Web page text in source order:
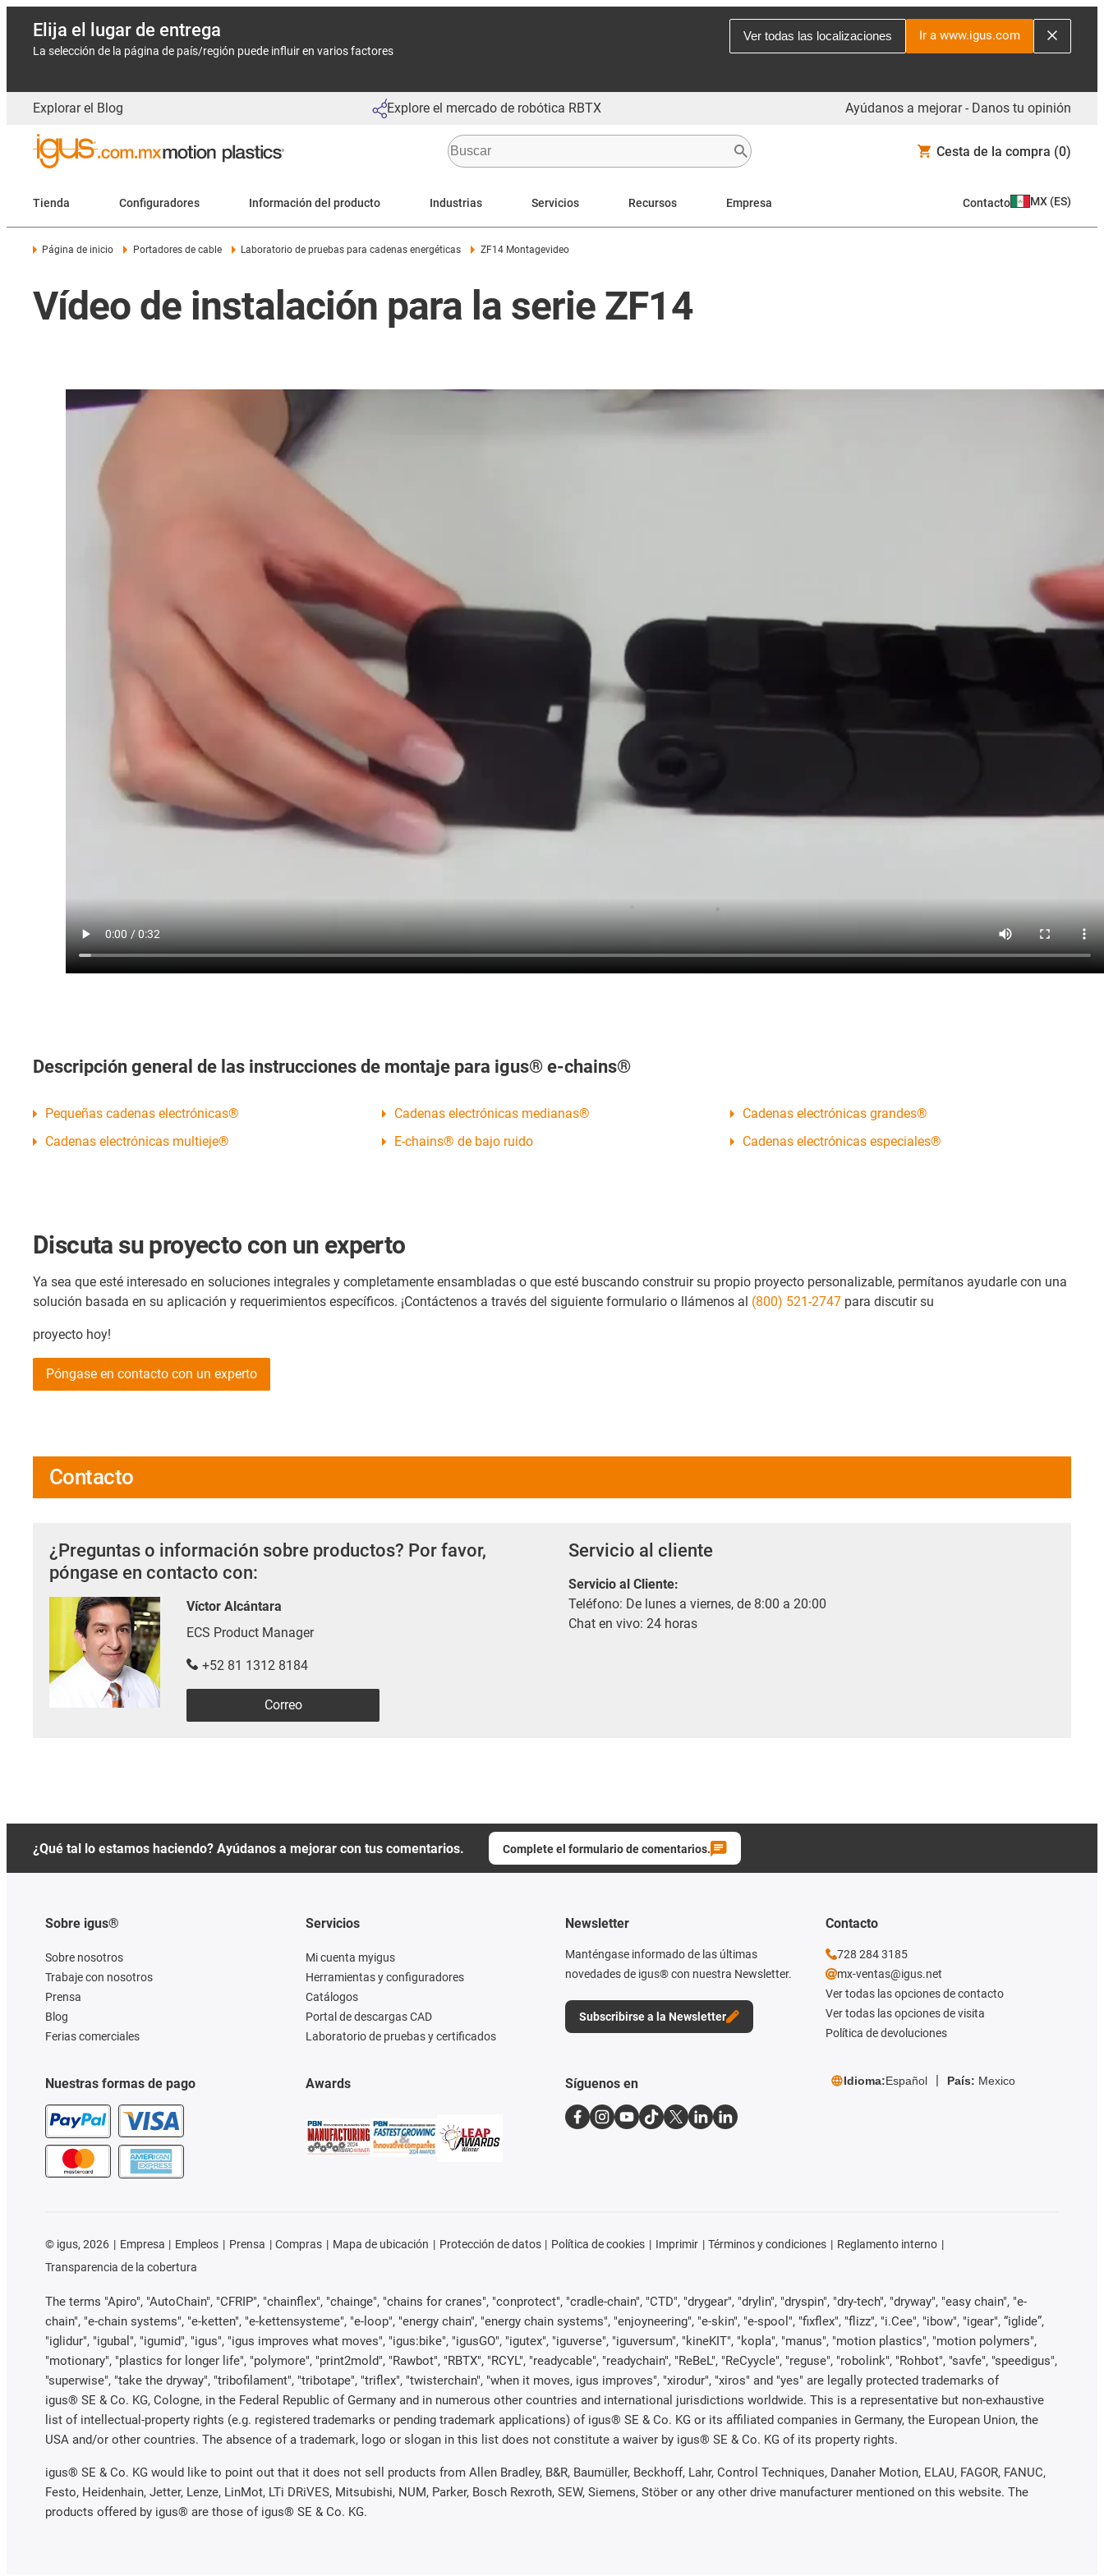
Elija el lugar de entrega
La selección de la página de país/región puede influir en varios factores
Ver todas las localizaciones Ir a www.igus.com
Explorar el Blog Explore el mercado de robótica RBTX Ayúdanos a mejorar - Danos tu opinión
Cesta de la compra (0)
Tienda Configuradores Información del producto Industrias Servicios Recursos Empresa Contacto MX (ES)
Página de inicio Portadores de cable Laboratorio de pruebas para cadenas energéticas ZF14 Montagevideo
Vídeo de instalación para la serie ZF14
Descripción general de las instrucciones de montaje para igus® e-chains®
Pequeñas cadenas electrónicas® Cadenas electrónicas medianas®
Cadenas electrónicas grandes®
Cadenas electrónicas multieje®
E-chains® de bajo ruido Cadenas electrónicas especiales®
Discuta su proyecto con un experto
Ya sea que esté interesado en soluciones integrales y completamente ensambladas o que esté buscando construir su propio proyecto personalizable, permítanos ayudarle con una
solución basada en su aplicación y requerimientos específicos. ¡Contáctenos a través del siguiente formulario o llámenos al (800) 521-2747 para discutir su
proyecto hoy!
Póngase en contacto con un experto
Contacto
¿Preguntas o información sobre productos? Por favor,
póngase en contacto con:
Víctor Alcántara
ECS Product Manager
+52 81 1312 8184
Correo
Servicio al cliente
Servicio al Cliente:
Teléfono: De lunes a viernes, de 8:00 a 20:00
Chat en vivo: 24 horas
¿Qué tal lo estamos haciendo? Ayúdanos a mejorar con tus comentarios. Complete el formulario de comentarios.
Sobre igus®
Sobre nosotros
Trabaje con nosotros
Prensa
Blog
Ferias comerciales
Nuestras formas de pago
Servicios
Mi cuenta myigus
Herramientas y configuradores
Catálogos
Portal de descargas CAD
Laboratorio de pruebas y certificados
Awards
Newsletter
Manténgase informado de las últimas
novedades de igus® con nuestra Newsletter.
Subscribirse a la Newsletter
Contacto
728 284 3185
mx-ventas@igus.net
Ver todas las opciones de contacto
Ver todas las opciones de visita
Política de devoluciones
Síguenos en Idioma:Español País: Mexico
© igus, 2026 Empresa Empleos Prensa Compras Mapa de ubicación Protección de datos Política de cookies Imprimir Términos y condiciones
Reglamento interno
Transparencia de la cobertura
The terms "Apiro", "AutoChain", "CFRIP", "chainflex", "chainge", "chains for cranes", "conprotect", "cradle-chain", "CTD", "drygear", "drylin", "dryspin", "dry-tech", "dryway", "easy chain", "e-
chain", "e-chain systems", "e-ketten", "e-kettensysteme", "e-loop", "energy chain", "energy chain systems", "enjoyneering", "e-skin", "e-spool", "fixflex", "flizz", "i.Cee", "ibow", "igear", “iglide”,
"iglidur", "igubal", "igumid", "igus", "igus improves what moves", "igus:bike", "igusGO", "igutex", "iguverse", "iguversum", "kineKIT", "kopla", "manus", "motion plastics", "motion polymers",
"motionary", "plastics for longer life", "polymore", "print2mold", "Rawbot", "RBTX", "RCYL", "readycable", "readychain", "ReBeL", "ReCyycle", "reguse", "robolink", "Rohbot", "savfe", "speedigus",
"superwise", "take the dryway", "tribofilament", "tribotape", "triflex", "twisterchain", "when it moves, igus improves", "xirodur", "xiros" and "yes" are legally protected trademarks of
igus® SE & Co. KG, Cologne, in the Federal Republic of Germany and in numerous other countries and international jurisdictions worldwide. This is a representative but non-exhaustive
list of intellectual-property rights (e.g. registered trademarks or pending trademark applications) of igus® SE & Co. KG or its affiliated companies in Germany, the European Union, the
USA and/or other countries. The absence of a trademark, logo or slogan in this list does not constitute a waiver by igus® SE & Co. KG of its property rights.
igus® SE & Co. KG would like to point out that it does not sell products from Allen Bradley, B&R, Baumüller, Beckhoff, Lahr, Control Techniques, Danaher Motion, ELAU, FAGOR, FANUC,
Festo, Heidenhain, Jetter, Lenze, LinMot, LTi DRiVES, Mitsubishi, NUM, Parker, Bosch Rexroth, SEW, Siemens, Stöber or any other drive manufacturer mentioned on this website. The
products offered by igus® are those of igus® SE & Co. KG.